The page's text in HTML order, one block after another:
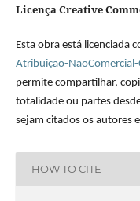
Licença Creative
Esta obra está licenciada
Atribuição-
permite compartilhar,
totalidade ou partes
sejam citados os autores
HOW TO CITE